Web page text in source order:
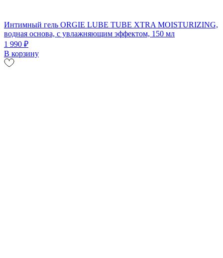
Интимный гель ORGIE LUBE TUBE XTRA MOISTURIZING,
водная основа, с увлажняющим эффектом, 150 мл
1 990 ₽
В корзину